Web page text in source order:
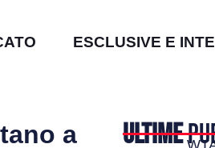
ESCLUSIVE E
a
ULTIME